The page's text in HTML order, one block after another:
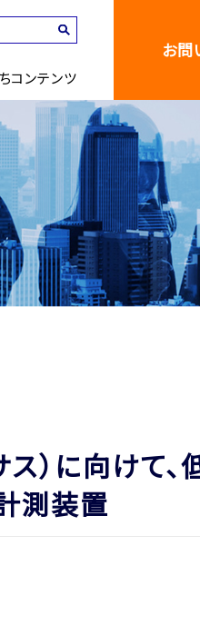
コンテンツ
お問
）に向けて、
測装置